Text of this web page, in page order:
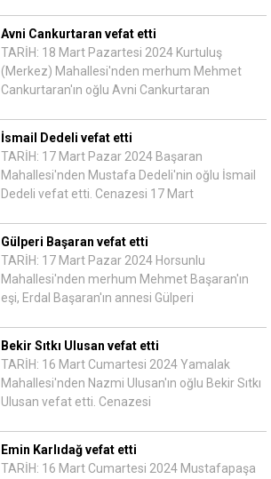
Avni Cankurtaran vefat etti
TARİH: 18 Mart Pazartesi 2024 Kurtuluş
(Merkez) Mahallesi'nden merhum Mehmet
Cankurtaran'ın oğlu Avni Cankurtaran
İsmail Dedeli vefat etti
TARİH: 17 Mart Pazar 2024 Başaran
Mahallesi'nden Mustafa Dedeli'nin oğlu İsmail
Dedeli vefat etti. Cenazesi 17 Mart
Gülperi Başaran vefat etti
TARİH: 17 Mart Pazar 2024 Horsunlu
Mahallesi'nden merhum Mehmet Başaran'ın
eşi, Erdal Başaran'ın annesi Gülperi
Bekir Sıtkı Ulusan vefat etti
TARİH: 16 Mart Cumartesi 2024 Yamalak
Mahallesi'nden Nazmi Ulusan'ın oğlu Bekir Sıtkı
Ulusan vefat etti. Cenazesi
Emin Karlıdağ vefat etti
TARİH: 16 Mart Cumartesi 2024 Mustafapaşa